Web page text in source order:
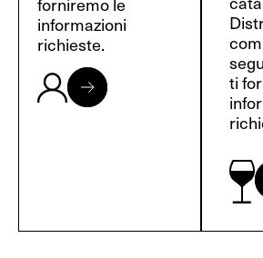
informazioni
richieste.
ti